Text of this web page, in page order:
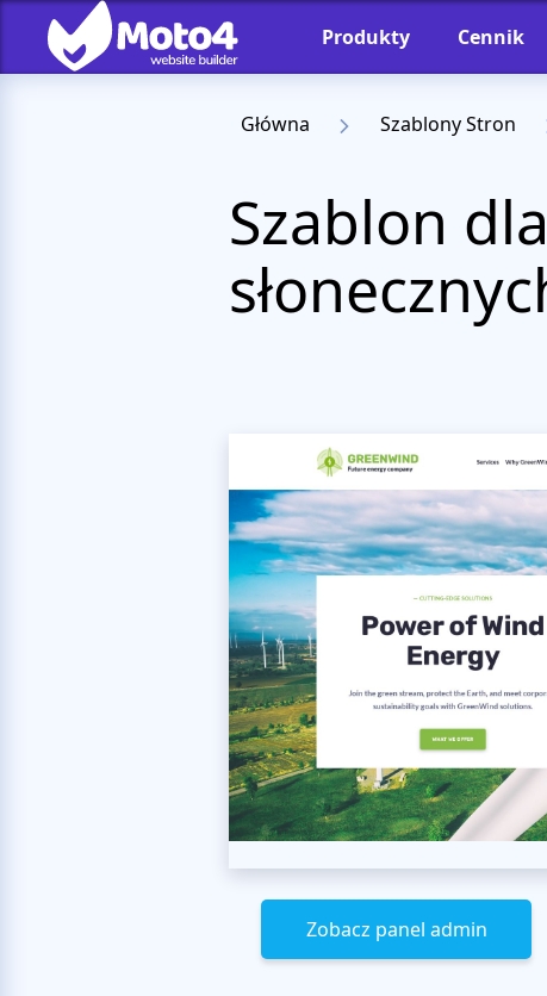
Produkty Cennik
Główna Szablony Stron
Szablon
Zobacz panel admin